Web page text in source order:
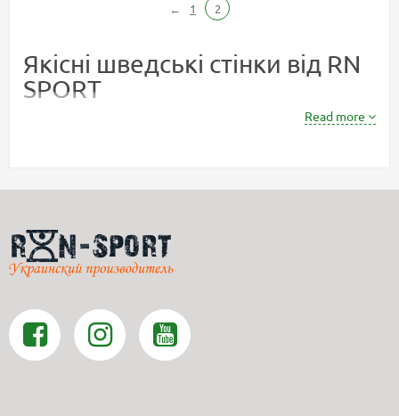
← 1 2
Якісні шведські стінки від RN
SPORT
Шведська стінка - ідеальний спортивний снаряд для організації
групи м'язів. Особливо це важливо для людей, які ведуть
сидячий спосіб життя, яких у 21 столітті стає дедалі більше. Це
стосується як школярів, які багато часу проводять сидячи за
співробітників. Завдяки комплексу оздоровчих вправ на
шведській стінці можна не просто привести м'язи в тонус і
зміцнити їх, але також позбавиться деяких захворювань
опорно-рухового апарату. Регулярні заняття на цьому
Read more